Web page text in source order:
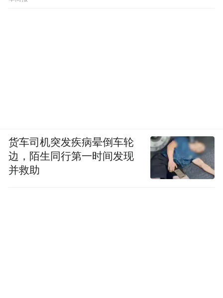
货车司机突发疾病晕倒车轮
边，陌生同行第一时间发现
并救助